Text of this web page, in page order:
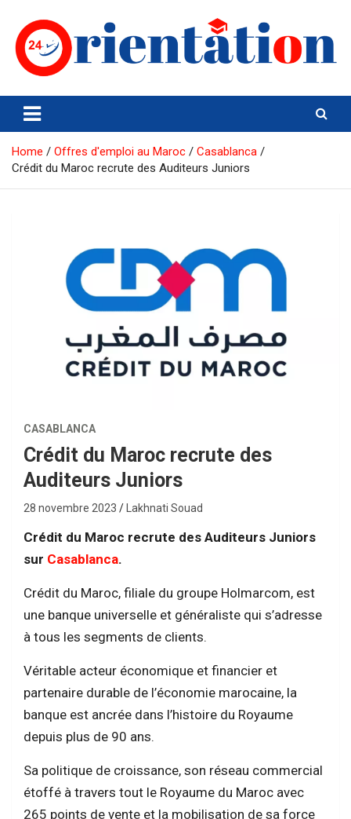
content
Orientation24
Emploi et Orientation au Maroc
Home Offres d'emploi au Maroc
Casablanca
Crédit du Maroc recrute des Auditeurs Juniors
CASABLANCA
Crédit du Maroc recrute des
Auditeurs Juniors
28 novembre 2023 Lakhnati Souad
Crédit du Maroc recrute des Auditeurs Juniors
sur Casablanca.
Crédit du Maroc, filiale du groupe Holmarcom, est
une banque universelle et généraliste qui s’adresse
à tous les segments de clients.
Véritable acteur économique et financier et
partenaire durable de l’économie marocaine, la
banque est ancrée dans l’histoire du Royaume
depuis plus de 90 ans.
Sa politique de croissance, son réseau commercial
étoffé à travers tout le Royaume du Maroc avec
265 points de vente et la mobilisation de sa force